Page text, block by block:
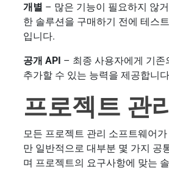
개별 – 많은 기능이 필요하지 않
한 솔루션을 구매하기 전에 테스
입니다.
공개 API – 최종 사용자에게 기
추가할 수 있는 능력을 제공합니
프로젝트 관
모든 프로젝트 관리 소프트웨어
만 일반적으로 대부분 몇 가지 공
며 프로젝트의 요구사항에 맞는